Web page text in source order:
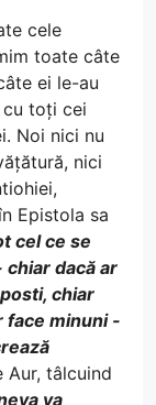
cele
toate câte
ei le-au
cu toți cei
Noi nici nu
nici
Epistola sa
cel ce se
dacă ar
chiar
face minuni -
Aur, tâlcuind
va